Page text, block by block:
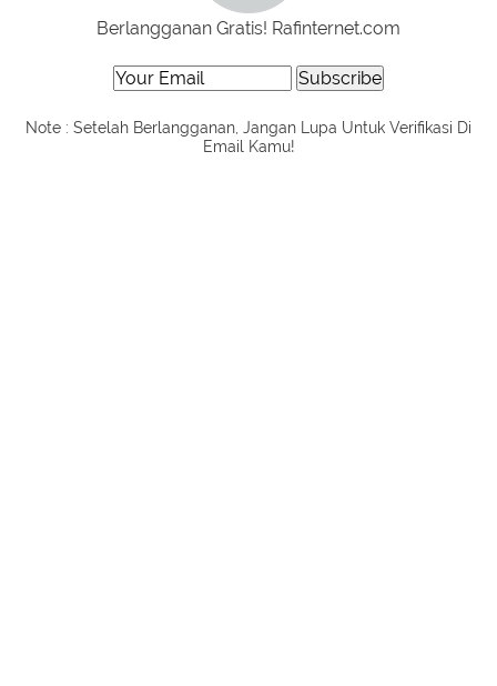
Berlangganan Gratis! Rafinternet.com
Note : Setelah Berlangganan, Jangan Lupa Untuk Verifikasi Di
Email Kamu!